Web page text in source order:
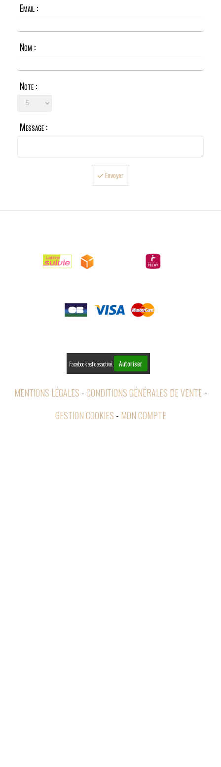
Email :
Nom :
Note :
Message :
Envoyer
Facebook est désactivé. Autoriser
MENTIONS LÉGALES CONDITIONS GÉNÉRALES DE VENTE
GESTION COOKIES
MON COMPTE